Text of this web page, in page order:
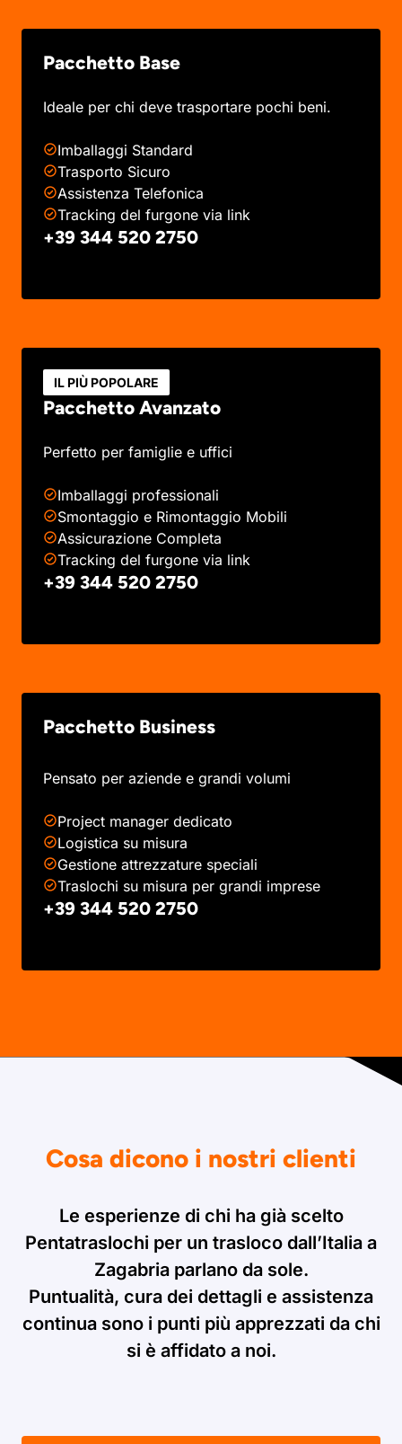
Pacchetto Base
Ideale per chi deve trasportare pochi beni.
Imballaggi Standard
Trasporto Sicuro
Assistenza Telefonica
Tracking del furgone via link
+39 344 520 2750
IL PIÙ POPOLARE
Pacchetto Avanzato
Perfetto per famiglie e uffici
Imballaggi professionali
Smontaggio e Rimontaggio Mobili
Assicurazione Completa
Tracking del furgone via link
+39 344 520 2750
Pacchetto Business
Pensato per aziende e grandi volumi
Project manager dedicato
Logistica su misura
Gestione attrezzature speciali
Traslochi su misura per grandi imprese
+39 344 520 2750
Cosa dicono i nostri clienti
Le esperienze di chi ha già scelto
Pentatraslochi per un trasloco dall’Italia a
Zagabria parlano da sole.
Puntualità, cura dei dettagli e assistenza
continua sono i punti più apprezzati da chi
si è affidato a noi.